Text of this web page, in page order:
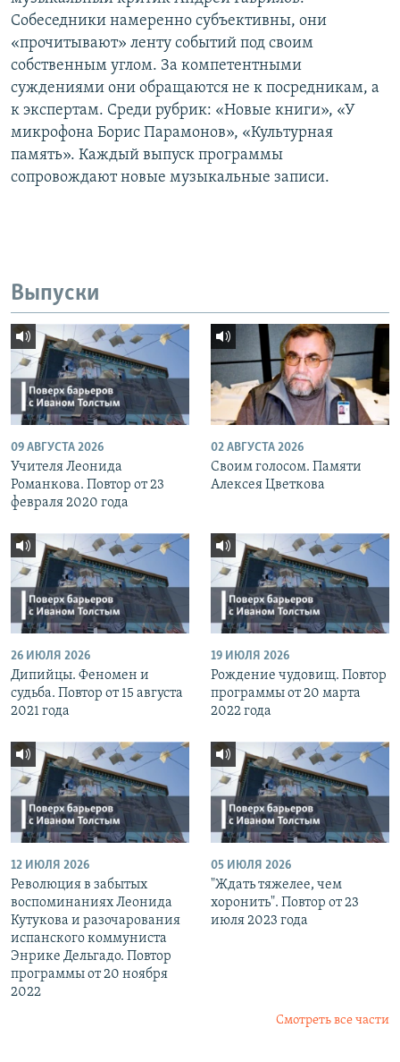
Собеседники намеренно субъективны, они
«прочитывают» ленту событий под своим
собственным углом. За компетентными
суждениями они обращаются не к посредникам, а
к экспертам. Среди рубрик: «Новые книги», «У
микрофона Борис Парамонов», «Культурная
память». Каждый выпуск программы
сопровождают новые музыкальные записи.
Выпуски
09 АВГУСТА 2026
Учителя Леонида
Романкова. Повтор от 23
февраля 2020 года
02 АВГУСТА 2026
Своим голосом. Памяти
Алексея Цветкова
26 ИЮЛЯ 2026
Дипийцы. Феномен и
судьба. Повтор от 15 августа
2021 года
19 ИЮЛЯ 2026
Рождение чудовищ. Повтор
программы от 20 марта
2022 года
12 ИЮЛЯ 2026
Революция в забытых
воспоминаниях Леонида
Кутукова и разочарования
испанского коммуниста
Энрике Дельгадо. Повтор
программы от 20 ноября
2022
05 ИЮЛЯ 2026
"Ждать тяжелее, чем
хоронить". Повтор от 23
июля 2023 года
Смотреть все части